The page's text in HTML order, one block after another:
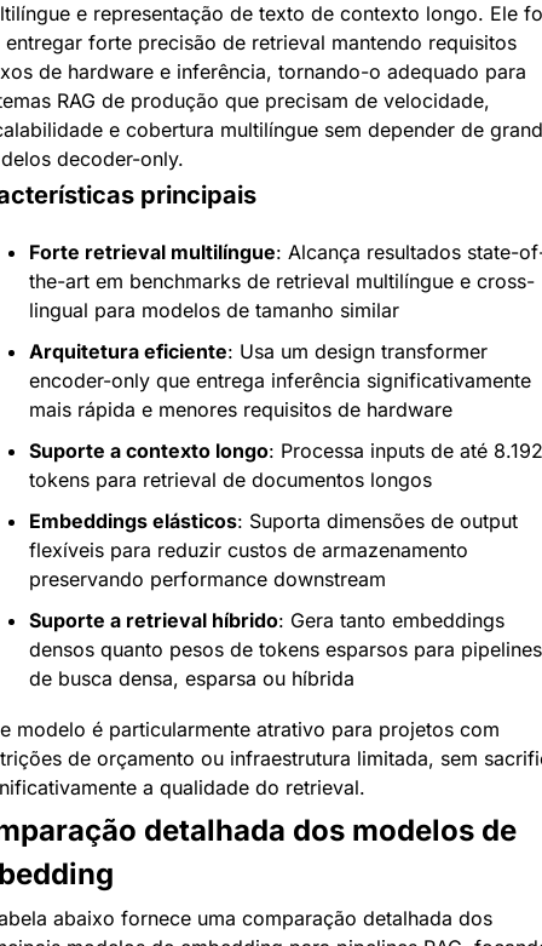
e representação de texto de contexto longo. Ele
entregar forte precisão de retrieval mantendo requisitos
de hardware e inferência, tornando-o adequado para
RAG de produção que precisam de velocidade,
e cobertura multilíngue sem depender de
decoder-only.
principais
Forte retrieval multilíngue: Alcança resultados state-
the-art em benchmarks de retrieval multilíngue e cross-
lingual para modelos de tamanho similar
Arquitetura eficiente: Usa um design transformer
encoder-only que entrega inferência significativamente
mais rápida e menores requisitos de hardware
Suporte a contexto longo: Processa inputs de até 8.192
tokens para retrieval de documentos longos
Embeddings elásticos: Suporta dimensões de output
flexíveis para reduzir custos de armazenamento
preservando performance downstream
Suporte a retrieval híbrido: Gera tanto embeddings
densos quanto pesos de tokens esparsos para pipelines
de busca densa, esparsa ou híbrida
modelo é particularmente atrativo para projetos com
de orçamento ou infraestrutura limitada, sem
a qualidade do retrieval.
detalhada dos modelos de
abaixo fornece uma comparação detalhada dos